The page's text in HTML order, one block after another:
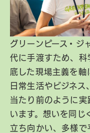
グリーンピース・ジ
代に手渡すため、科
底した現場主義を軸
日常生活やビジネ
当たり前のように実
います。想いを同じ
立ち向かい、多様